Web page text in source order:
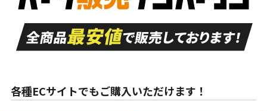
A
走行距離も少なく、
目立つ傷もほとんど
ない中古品
A
走行距離も少なく、
非常に状態の良い中
古品
な中古品
んどない中古品
各種ECサイトでもご購入いただけます！